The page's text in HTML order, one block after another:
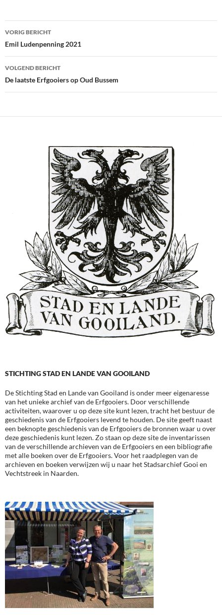
Bericht
navigatie
VORIG BERICHT
Emil Ludenpenning 2021
VOLGEND BERICHT
De laatste Erfgooiers op Oud Bussem
STICHTING STAD EN LANDE VAN GOOILAND
De Stichting Stad en Lande van Gooiland is onder meer eigenaresse
van het unieke archief van de Erfgooiers. Door verschillende
activiteiten, waarover u op deze site kunt lezen, tracht het bestuur de
geschiedenis van de Erfgooiers levend te houden. De site geeft naast
een beknopte geschiedenis van de Erfgooiers de bronnen waar u over
deze geschiedenis kunt lezen. Zo staan op deze site de inventarissen
van de verschillende archieven van de Erfgooiers en een bibliografie
met alle boeken over de Erfgooiers. Voor het raadplegen van de
archieven en boeken verwijzen wij u naar het Stadsarchief Gooi en
Vechtstreek in Naarden.